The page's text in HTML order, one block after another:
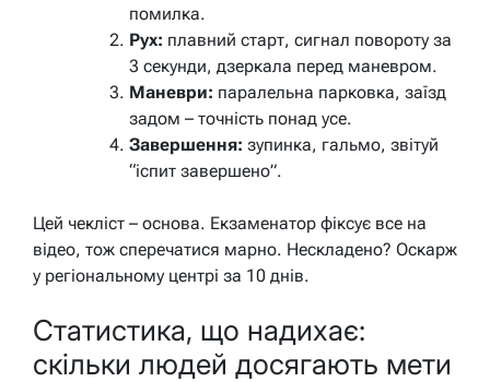
помилка.
Рух: плавний старт, сигнал повороту за
3 секунди, дзеркала перед маневром.
Маневри: паралельна парковка, заїзд
задом – точність понад усе.
Завершення: зупинка, гальмо, звітуй
“іспит завершено”.
Цей чекліст – основа. Екзаменатор фіксує все на
відео, тож сперечатися марно. Нескладено? Оскарж
у регіональному центрі за 10 днів.
Статистика, що надихає:
скільки людей досягають мети